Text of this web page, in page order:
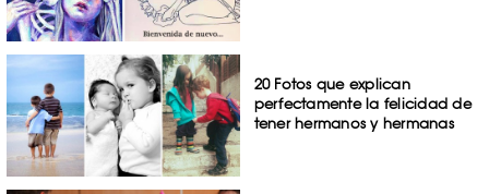
20 Fotos que explican
perfectamente la felicidad de
tener hermanos y hermanas